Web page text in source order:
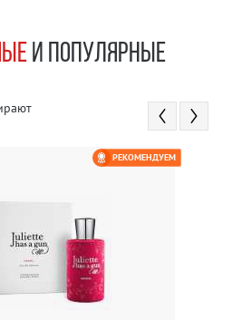
И ПОПУЛЯРНЫЕ
РЕКОМЕНДУЕМ